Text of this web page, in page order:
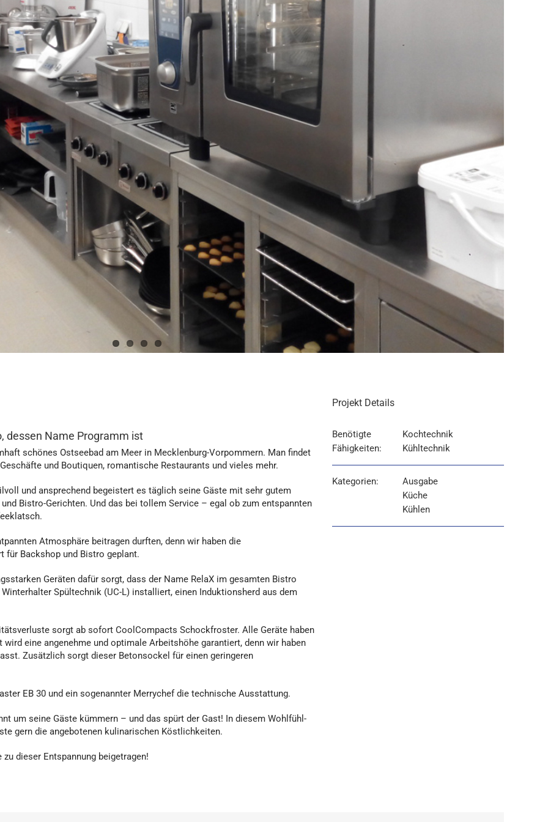
dessen Name Programm ist
schönes Ostseebad am Meer in Mecklenburg-Vorpommern. Man findet
und Boutiquen, romantische Restaurants und vieles mehr.
und ansprechend begeistert es täglich seine Gäste mit sehr gutem
Bistro-Gerichten. Und das bei tollem Service – egal ob zum entspannten
Atmosphäre beitragen durften, denn wir haben die
für Backshop und Bistro geplant.
Geräten dafür sorgt, dass der Name RelaX im gesamten Bistro
Spültechnik (UC-L) installiert, einen Induktionsherd aus dem
sorgt ab sofort CoolCompacts Schockfroster. Alle Geräte haben
eine angenehme und optimale Arbeitshöhe garantiert, denn wir haben
Zusätzlich sorgt dieser Betonsockel für einen geringeren
EB 30 und ein sogenannter Merrychef die technische Ausstattung.
um seine Gäste kümmern – und das spürt der Gast! In diesem Wohlfühl-
gern die angebotenen kulinarischen Köstlichkeiten.
dieser Entspannung beigetragen!
Projekt Details
Benötigte
Fähigkeiten:
Kochtechnik
Kühltechnik
Kategorien:
Ausgabe
Küche
Kühlen